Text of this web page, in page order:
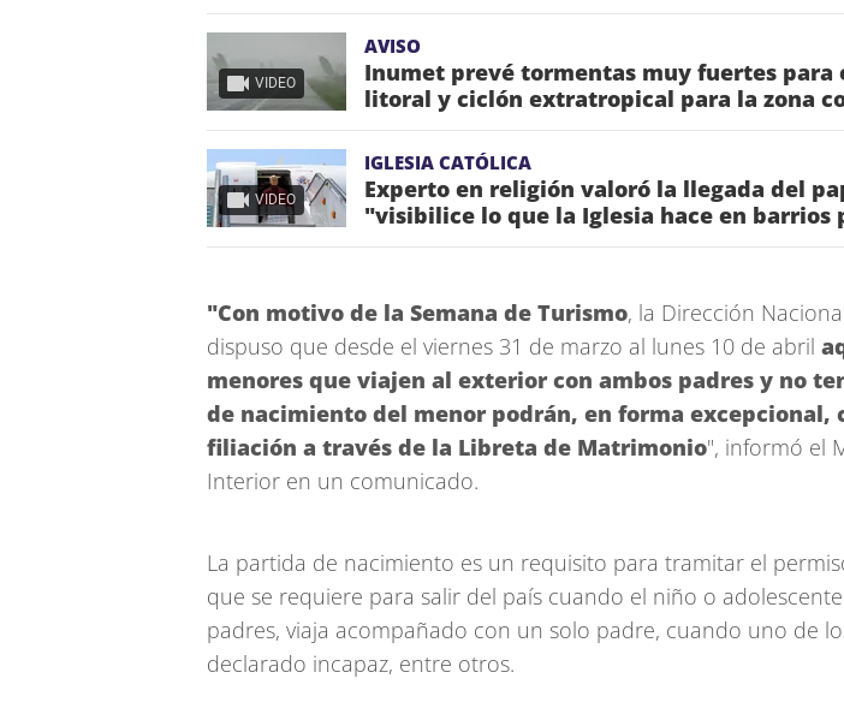
VIDEO
AVISO
Inumet prevé tormentas muy fuertes para
litoral y ciclón extratropical para la zona
VIDEO
IGLESIA CATÓLICA
Experto en religión valoró la llegada del
"visibilice lo que la Iglesia hace en barrios
"Con motivo de la Semana de Turismo, la Dirección
dispuso que desde el viernes 31 de marzo al lunes 10 de abril
menores que viajen al exterior con ambos padres y no
de nacimiento del menor podrán, en forma excepcional,
filiación a través de la Libreta de Matrimonio", informó el
Interior en un comunicado.
La partida de nacimiento es un requisito para tramitar el
que se requiere para salir del país cuando el niño o
padres, viaja acompañado con un solo padre, cuando uno de
declarado incapaz, entre otros.